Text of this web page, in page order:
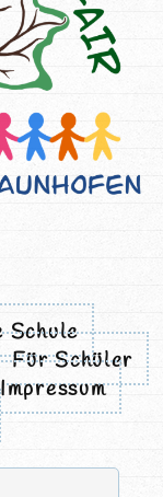
Schule
Für Schüler
Impressum